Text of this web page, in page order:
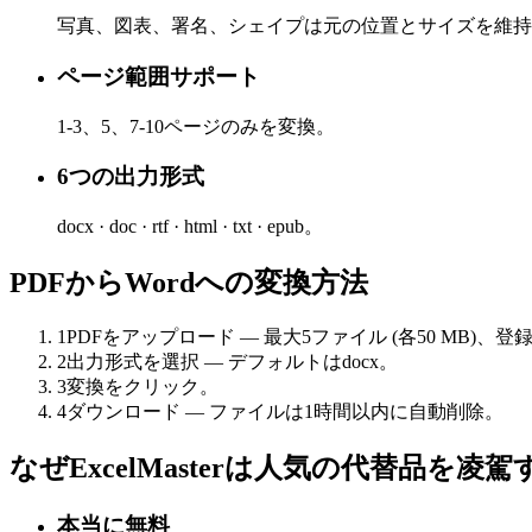
写真、図表、署名、シェイプは元の位置とサイズを維持
ページ範囲サポート
1-3、5、7-10ページのみを変換。
6つの出力形式
docx · doc · rtf · html · txt · epub。
PDFからWordへの変換方法
1PDFをアップロード — 最大5ファイル (各50 MB)、登録
2出力形式を選択 — デフォルトはdocx。
3変換をクリック。
4ダウンロード — ファイルは1時間以内に自動削除。
なぜExcelMasterは人気の代替品を凌駕
本当に無料